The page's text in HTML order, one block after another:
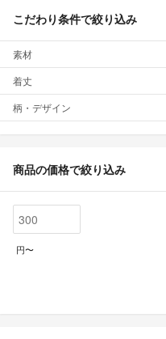
こだわり条件で絞り込み
素材
着丈
柄・デザイン
商品の価格で絞り込み
円〜